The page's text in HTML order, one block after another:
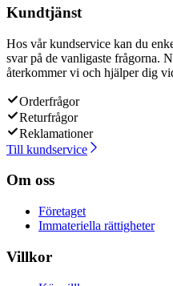
Kundtjänst
Hos vår kundservice kan du
svar på de vanligaste frågorna.
återkommer vi och hjälper dig
Orderfrågor
Returfrågor
Reklamationer
Till kundservice
Om oss
Företaget
Immateriella rättigheter
Villkor